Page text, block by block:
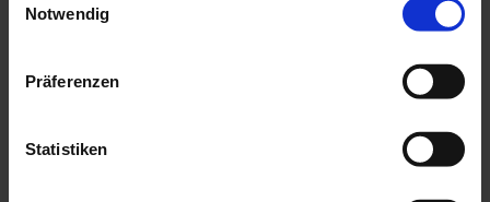
Notwendig
Präferenzen
Statistiken
Loggen Sie sich ein